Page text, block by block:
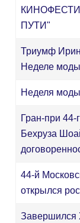
ПУТИ"
Триумф
Неделе
Неделя
Гран-при
Бехруза
44-й
открылся
Завершился